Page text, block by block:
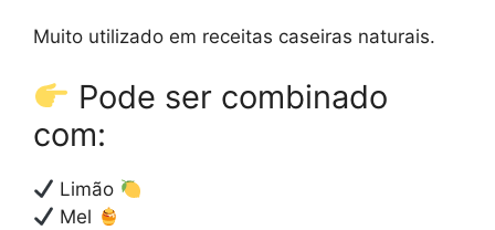
Muito utilizado em receitas caseiras naturais.
Pode ser combinado
com:
Limão
Mel